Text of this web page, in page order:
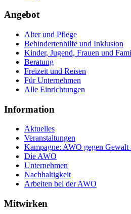
Angebot
Alter und Pflege
Behindertenhilfe und Inklusion
Kinder, Jugend, Frauen und
Beratung
Freizeit und Reisen
Für Unternehmen
Alle Einrichtungen
Information
Aktuelles
Veranstaltungen
Kampagne: AWO gegen Gewalt
Die AWO
Unternehmen
Nachhaltigkeit
Arbeiten bei der AWO
Mitwirken